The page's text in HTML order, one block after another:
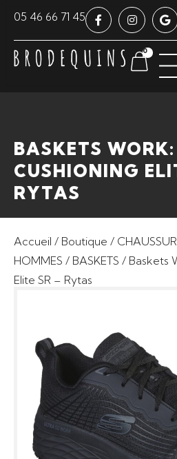
05 46 66 71 45
0
BASKETS
CUSHIONING
RYTAS
Accueil / Boutique /
HOMMES / BASKETS / Baskets
Elite SR – Rytas
Panneau de gestion des cookies